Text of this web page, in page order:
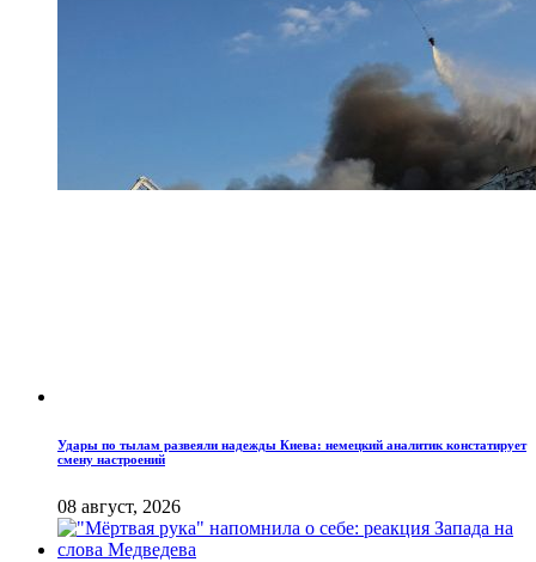
Удары по тылам развеяли надежды Киева: немецкий аналитик констатирует
смену настроений
08 август, 2026